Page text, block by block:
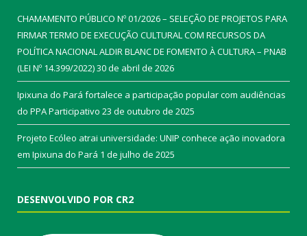
CHAMAMENTO PÚBLICO Nº 01/2026 – SELEÇÃO DE PROJETOS PARA
FIRMAR TERMO DE EXECUÇÃO CULTURAL COM RECURSOS DA
POLÍTICA NACIONAL ALDIR BLANC DE FOMENTO À CULTURA – PNAB
(LEI Nº 14.399/2022)30 de abril de 2026
Ipixuna do Pará fortalece a participação popular com audiências
do PPA Participativo 23 de outubro de 2025
Projeto Ecóleo atrai universidade: UNIP conhece ação inovadora
em Ipixuna do Pará 1 de julho de 2025
DESENVOLVIDO POR CR2